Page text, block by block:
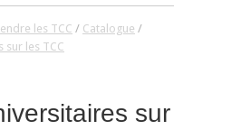
les TCC / Catalogue /
sur les TCC
sur